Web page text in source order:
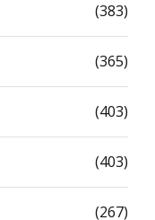
(383)
(365)
(403)
(403)
(267)